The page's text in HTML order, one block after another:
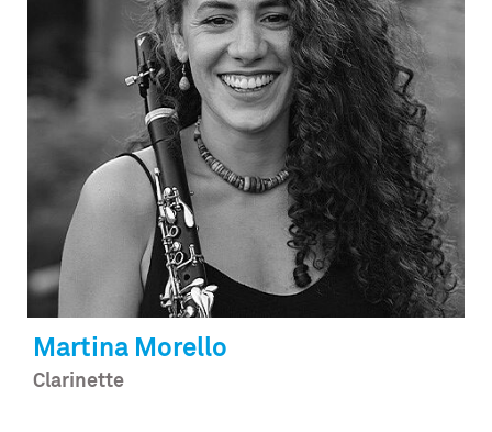
Martina Morello
Clarinette